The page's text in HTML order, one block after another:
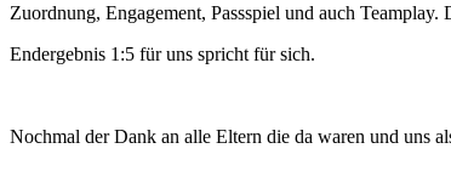
Zuordnung, Engagement, Passspiel und auch
Endergebnis 1:5 für uns spricht für sich.
Nochmal der Dank an alle Eltern die da waren und uns